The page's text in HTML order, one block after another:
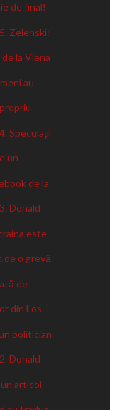
de final!
Zelenski:
la Viena
au
Speculații
un
de la
Donald
este
de o grevă
de
din Los
politician
Donald
articol